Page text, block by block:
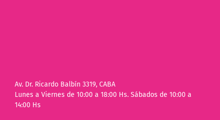
Av. Dr. Ricardo Balbín 3319, CABA
Lunes a Viernes de 10:00 a 18:00 Hs. Sábados de 10:00 a
14:00 Hs